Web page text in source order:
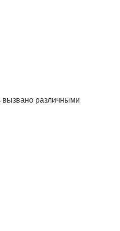
вызвано различными